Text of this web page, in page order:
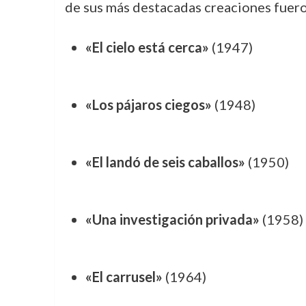
de sus más destacadas creaciones
«El cielo está cerca» (1947)
«Los pájaros ciegos» (1948)
«El landó de seis caballos» (1950)
«Una investigación privada» (1958)
«El carrusel» (1964)